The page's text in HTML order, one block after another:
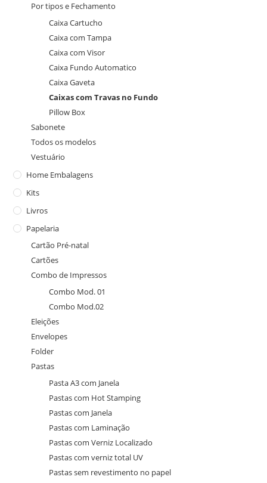
Por tipos e Fechamento
Caixa Cartucho
Caixa com Tampa
Caixa com Visor
Caixa Fundo Automatico
Caixa Gaveta
Caixas com Travas no Fundo
Pillow Box
Sabonete
Todos os modelos
Vestuário
Home Embalagens
Kits
Livros
Papelaria
Cartão Pré-natal
Cartões
Combo de Impressos
Combo Mod. 01
Combo Mod.02
Eleições
Envelopes
Folder
Pastas
Pasta A3 com Janela
Pastas com Hot Stamping
Pastas com Janela
Pastas com Laminação
Pastas com Verniz Localizado
Pastas com verniz total UV
Pastas sem revestimento no papel